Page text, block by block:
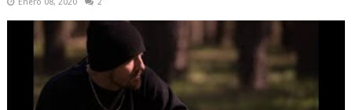
Enero 08, 2020 2